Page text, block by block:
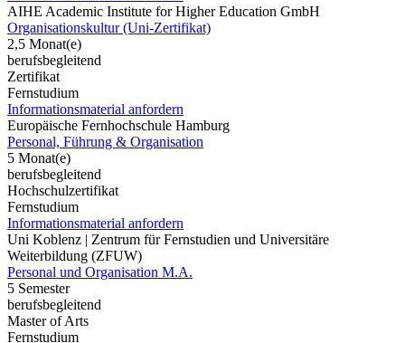
AIHE Academic Institute for Higher Education GmbH
Organisationskultur (Uni-Zertifikat)
2,5 Monat(e)
berufsbegleitend
Zertifikat
Fernstudium
Informationsmaterial anfordern
Europäische Fernhochschule Hamburg
Personal, Führung & Organisation
5 Monat(e)
berufsbegleitend
Hochschulzertifikat
Fernstudium
Informationsmaterial anfordern
Uni Koblenz | Zentrum für Fernstudien und Universitäre
Weiterbildung (ZFUW)
Personal und Organisation M.A.
5 Semester
berufsbegleitend
Master of Arts
Fernstudium